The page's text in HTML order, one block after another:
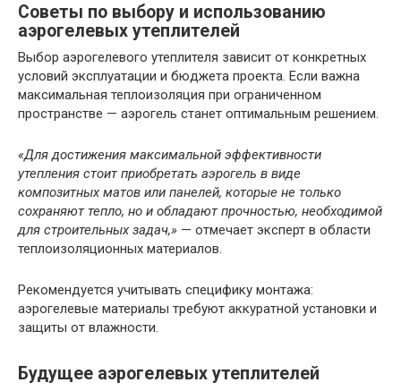
Советы по выбору и использованию
аэрогелевых утеплителей
Выбор аэрогелевого утеплителя зависит от конкретных
условий эксплуатации и бюджета проекта. Если важна
максимальная теплоизоляция при ограниченном
пространстве — аэрогель станет оптимальным решением.
«Для достижения максимальной эффективности
утепления стоит приобретать аэрогель в виде
композитных матов или панелей, которые не только
сохраняют тепло, но и обладают прочностью, необходимой
для строительных задач,» — отмечает эксперт в области
теплоизоляционных материалов.
Рекомендуется учитывать специфику монтажа:
аэрогелевые материалы требуют аккуратной установки и
защиты от влажности.
Будущее аэрогелевых утеплителей